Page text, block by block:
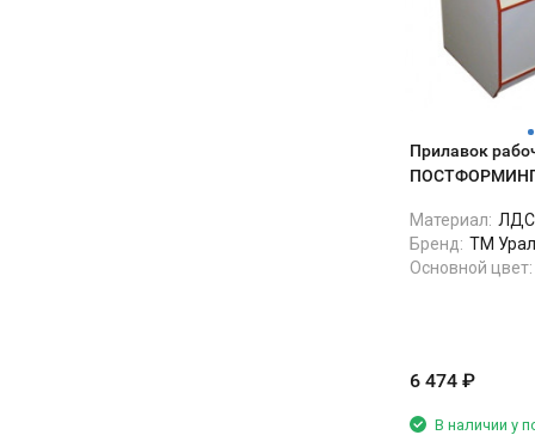
Прилавок
ПОСТФОРМИНГ
Материал:
Бренд: ТМ Урал
Основной цвет:
6 474 ₽
В наличии у